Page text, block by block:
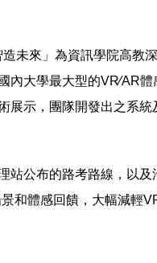
未來」為資訊學院高教
內大學最大型的VR∕AR
展示，團隊開發出之系
站公布的路考路線，以
和體感回饋，大幅減輕